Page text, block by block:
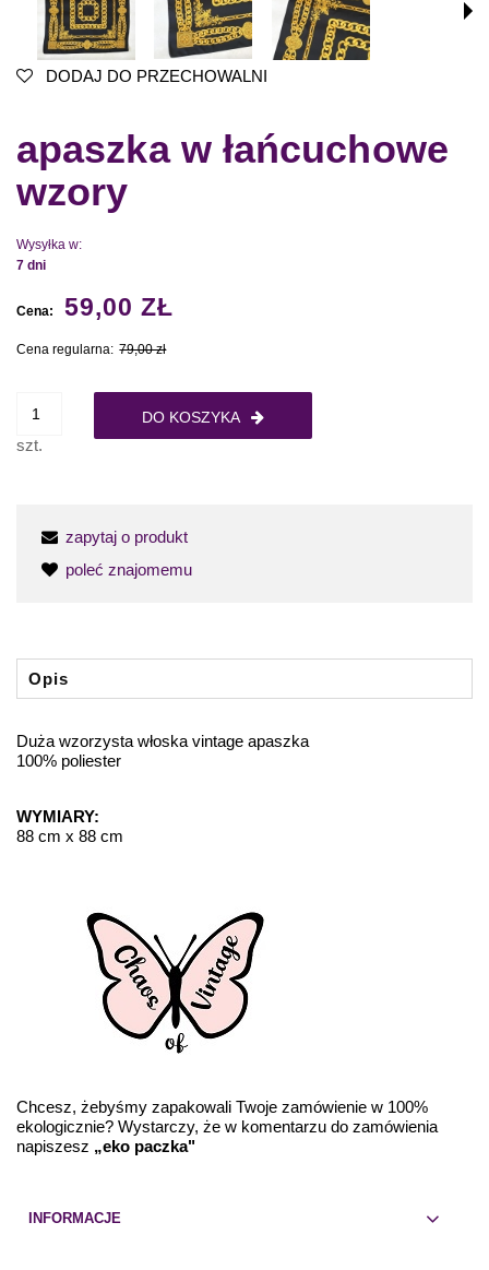
DODAJ DO PRZECHOWALNI
apaszka w łańcuchowe
wzory
Wysyłka w:
7 dni
Cena: 59,00 ZŁ
Cena regularna: 79,00 zł
szt.
DO KOSZYKA
zapytaj o produkt
poleć znajomemu
Opis
Duża wzorzysta włoska vintage apaszka
100% poliester
WYMIARY:
88 cm x 88 cm
Chcesz, żebyśmy zapakowali Twoje zamówienie w 100%
ekologicznie? Wystarczy, że w komentarzu do zamówienia
napiszesz „eko paczka"
INFORMACJE